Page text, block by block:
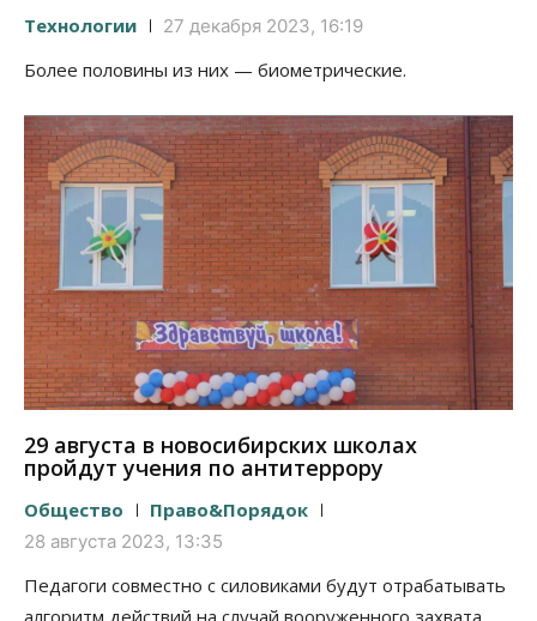
Технологии 27 декабря 2023, 16:19
Более половины из них — биометрические.
29 августа в новосибирских школах
пройдут учения по антитеррору
Общество Право&Порядок
28 августа 2023, 13:35
Педагоги совместно с силовиками будут отрабатывать
алгоритм действий на случай вооруженного захвата